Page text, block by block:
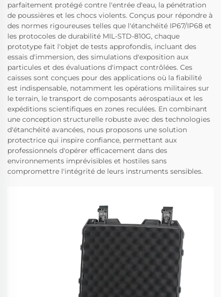
parfaitement protégé contre l'entrée d'eau, la pénétration
de poussières et les chocs violents. Conçus pour répondre à
des normes rigoureuses telles que l'étanchéité IP67/IP68 et
les protocoles de durabilité MIL-STD-810G, chaque
prototype fait l'objet de tests approfondis, incluant des
essais d'immersion, des simulations d'exposition aux
particules et des évaluations d'impact contrôlées. Ces
caisses sont conçues pour des applications où la fiabilité
est indispensable, notamment les opérations militaires sur
le terrain, le transport de composants aérospatiaux et les
expéditions scientifiques en zones reculées. En combinant
une conception structurelle robuste avec des technologies
d'étanchéité avancées, nous proposons une solution
protectrice qui inspire confiance, permettant aux
professionnels d'opérer efficacement dans des
environnements imprévisibles et hostiles sans
compromettre l'intégrité de leurs instruments sensibles.